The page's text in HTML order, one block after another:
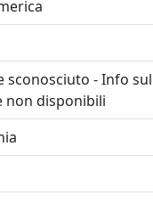
sconosciuto - Info sul
non disponibili